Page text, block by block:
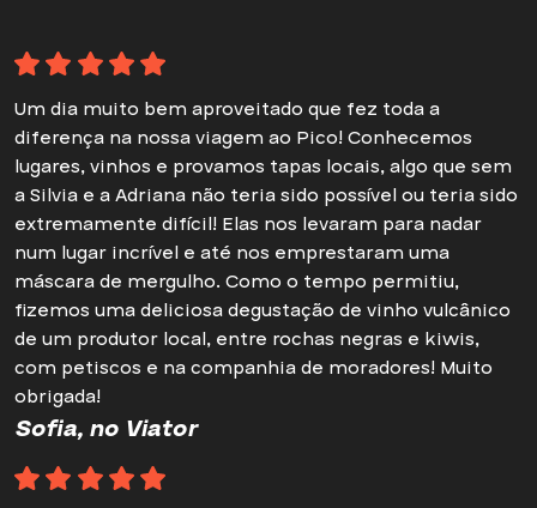
Um dia muito bem aproveitado que fez toda a
diferença na nossa viagem ao Pico! Conhecemos
lugares, vinhos e provamos tapas locais, algo que sem
a Silvia e a Adriana não teria sido possível ou teria sido
extremamente difícil! Elas nos levaram para nadar
num lugar incrível e até nos emprestaram uma
máscara de mergulho. Como o tempo permitiu,
fizemos uma deliciosa degustação de vinho vulcânico
de um produtor local, entre rochas negras e kiwis,
com petiscos e na companhia de moradores! Muito
obrigada!
Sofia, no Viator